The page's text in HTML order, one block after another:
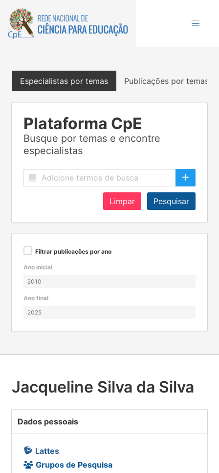
Especialistas por temas Publicações por temas
Plataforma CpE
Busque por temas e encontre
especialistas
Limpar Pesquisar
Filtrar publicações por ano
Ano inicial
Ano final
Jacqueline Silva da Silva
Dados pessoais
Lattes
Grupos de Pesquisa